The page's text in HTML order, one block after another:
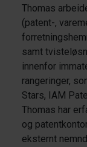
Thomas
(patent-,
samt
innenfor
rangeringer,
Stars, IAM
Thomas har
og
eksternt